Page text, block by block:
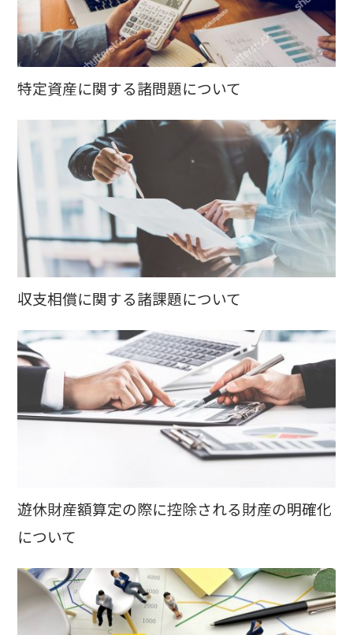
特定資産に関する諸問題について
収支相償に関する諸課題について
遊休財産額算定の際に控除される財産の明確化
について